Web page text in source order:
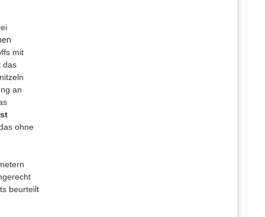
mit
das
an
ohne
beurteilt